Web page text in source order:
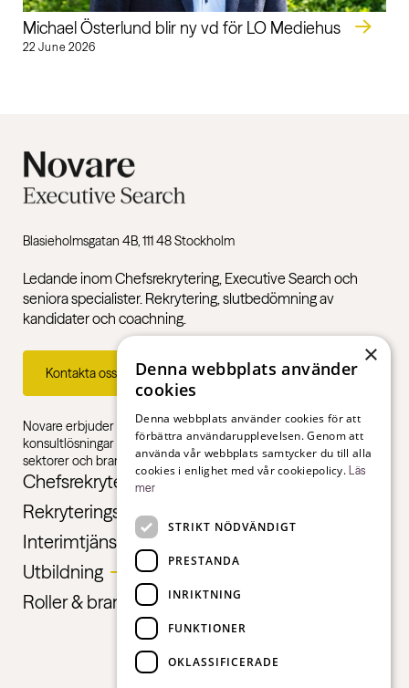
Michael Österlund blir ny vd för LO Mediehus
22 June 2026
Blasieholmsgatan 4B, 111 48 Stockholm
Ledande inom Chefsrekrytering, Executive Search och
seniora specialister. Rekrytering, slutbedömning av
kandidater och coachning.
Kontakta oss
Novare erbjuder specialistkompetens inom rekrytering,
konsultlösningar och ledarskapsutbildningar, gentemot alla
sektorer och branscher – från första jobb till chefsnivå.
Chefsrekrytering
Rekryteringstjänster
Interimtjänster
Utbildning
Roller & branscher
×
Denna webbplats använder
cookies
Denna webbplats använder cookies för att
förbättra användarupplevelsen. Genom att
använda vår webbplats samtycker du till alla
cookies i enlighet med vår cookiepolicy. Läs
mer
STRIKT NÖDVÄNDIGT
PRESTANDA
INRIKTNING
FUNKTIONER
OKLASSIFICERADE